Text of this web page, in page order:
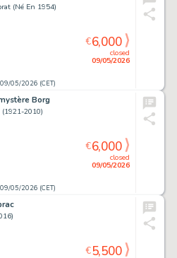
(Né En 1954)
05/2026 (CET)
closed
09/05/2026
€6,000
Borg
2010)
05/2026 (CET)
closed
09/05/2026
€6,000
€5,500